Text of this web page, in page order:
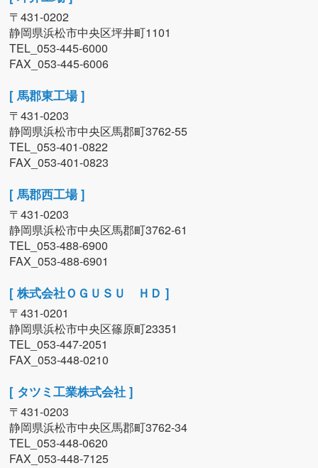
〒431-0202
静岡県浜松市中央区坪井町1101
TEL_053-445-6000
FAX_053-445-6006
[ 馬郡東工場 ]
〒431-0203
静岡県浜松市中央区馬郡町3762-55
TEL_053-401-0822
FAX_053-401-0823
[ 馬郡西工場 ]
〒431-0203
静岡県浜松市中央区馬郡町3762-61
TEL_053-488-6900
FAX_053-488-6901
[ 株式会社ＯＧＵＳＵ ＨＤ ]
〒431-0201
静岡県浜松市中央区篠原町23351
TEL_053-447-2051
FAX_053-448-0210
[ タツミ工業株式会社 ]
〒431-0203
静岡県浜松市中央区馬郡町3762-34
TEL_053-448-0620
FAX_053-448-7125